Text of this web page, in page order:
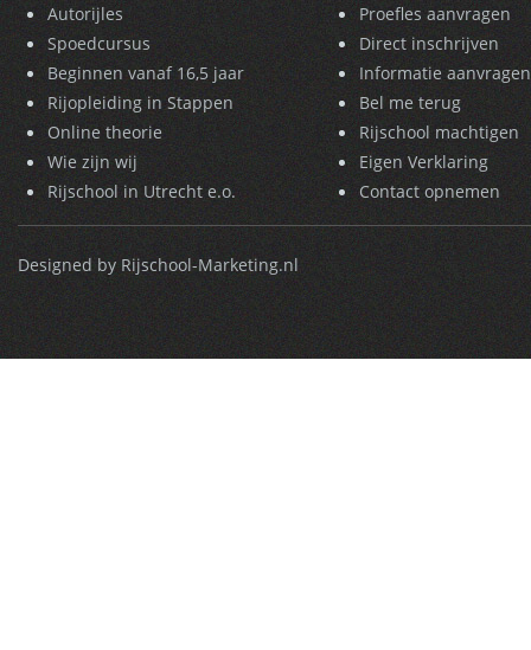
Autorijles
Spoedcursus
Beginnen vanaf 16,5 jaar
Rijopleiding in Stappen
Online theorie
Wie zijn wij
Rijschool in Utrecht e.o.
Proefles aanvragen
Direct inschrijven
Informatie aanvragen
Bel me terug
Rijschool machtigen
Eigen Verklaring
Contact opnemen
Designed by Rijschool-Marketing.nl